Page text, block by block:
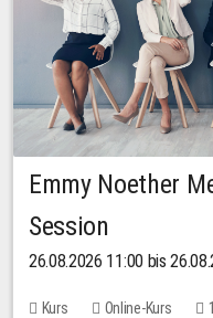
Emmy Noether
Session
26.08.2026 11:00 bis
Kurs Online-Kurs